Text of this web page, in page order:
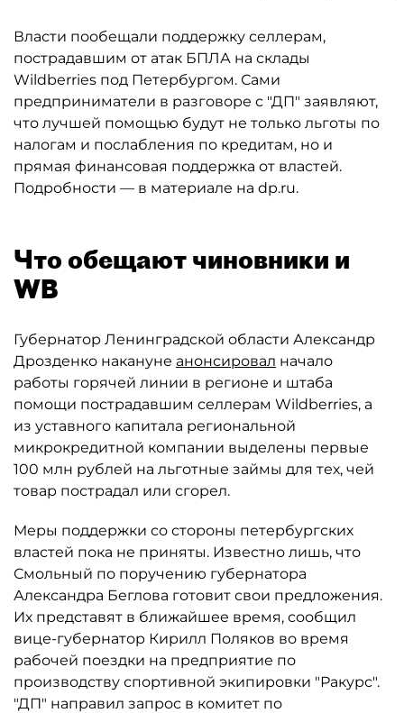
Власти пообещали поддержку селлерам,
пострадавшим от атак БПЛА на склады
Wildberries под Петербургом. Сами
предприниматели в разговоре с "ДП" заявляют,
что лучшей помощью будут не только льготы по
налогам и послабления по кредитам, но и
прямая финансовая поддержка от властей.
Подробности — в материале на dp.ru.
Что обещают чиновники и
WB
Губернатор Ленинградской области Александр
Дрозденко накануне анонсировал начало
работы горячей линии в регионе и штаба
помощи пострадавшим селлерам Wildberries, а
из уставного капитала региональной
микрокредитной компании выделены первые
100 млн рублей на льготные займы для тех, чей
товар пострадал или сгорел.
Меры поддержки со стороны петербургских
властей пока не приняты. Известно лишь, что
Смольный по поручению губернатора
Александра Беглова готовит свои предложения.
Их представят в ближайшее время, сообщил
вице-губернатор Кирилл Поляков во время
рабочей поездки на предприятие по
производству спортивной экипировки "Ракурс".
"ДП" направил запрос в комитет по